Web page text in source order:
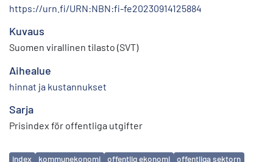
https://urn.fi/URN:NBN:fi-fe20230914125884
Kuvaus
Suomen virallinen tilasto (SVT)
Aihealue
hinnat ja kustannukset
Sarja
Prisindex för offentliga utgifter
Avainsanat
index kommunekonomi offentlig ekonomi
offentliga sektorn